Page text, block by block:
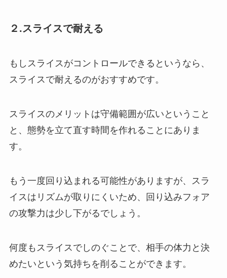
２.スライスで耐える
もしスライスがコントロールできるというなら、
スライスで耐えるのがおすすめです。
スライスのメリットは守備範囲が広いということ
と、態勢を立て直す時間を作れることにありま
す。
もう一度回り込まれる可能性がありますが、スラ
イスはリズムが取りにくいため、回り込みフォア
の攻撃力は少し下がるでしょう。
何度もスライスでしのぐことで、相手の体力と決
めたいという気持ちを削ることができます。